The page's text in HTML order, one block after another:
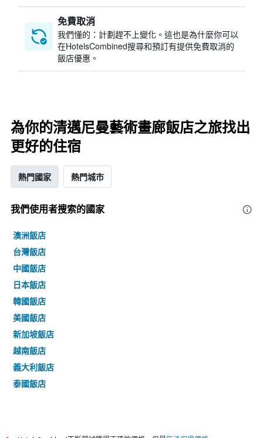
免費取消
我們懂的：計劃趕不上變化。這也是為什麼你可以
在HotelsCombined搜尋和預訂有提供免費取消的
飯店優惠。
為你的清邁尼曼藝術畫廊飯店之旅找出
更好的住宿
熱門國家 熱門城市
我們使用者搜索的國家
澳洲飯店
台灣飯店
中國飯店
日本飯店
韓國飯店
美國飯店
新加坡飯店
越南飯店
義大利飯店
泰國飯店